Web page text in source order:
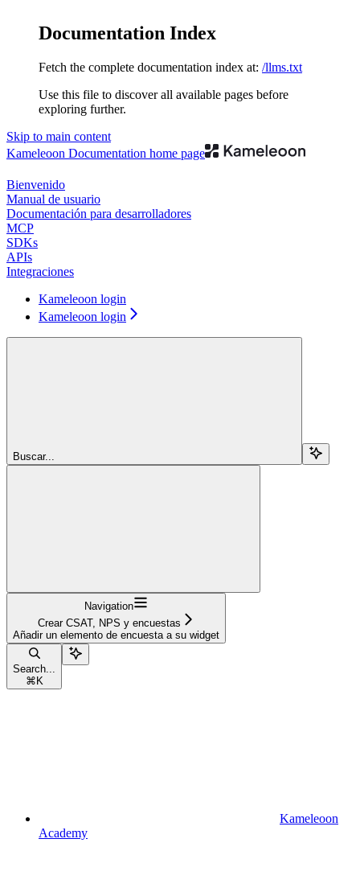
Documentation Index
Fetch the complete documentation index at: /llms.txt
Use this file to discover all available pages before
exploring further.
Skip to main content
Kameleoon Documentation home page
Bienvenido
Manual de usuario
Documentación para desarrolladores
MCP
SDKs
APIs
Integraciones
Kameleoon login
Kameleoon login
Buscar...
Navigation
Crear CSAT, NPS y encuestas
Añadir un elemento de encuesta a su widget
Search...
⌘ K
Kameleoon
Academy